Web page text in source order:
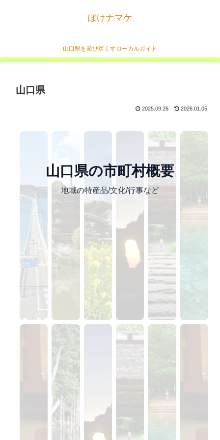
ぽけナマケ
山口県を遊び尽くすローカルガイド
山口県
2025.09.26 2026.01.05
山口県の市町村概要
地域の特産品/文化/行事など